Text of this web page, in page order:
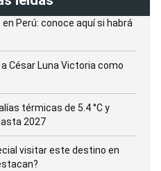
Perú: conoce aquí si habrá
César Luna Victoria como
térmicas de 5.4 °C y
2027
visitar este destino en